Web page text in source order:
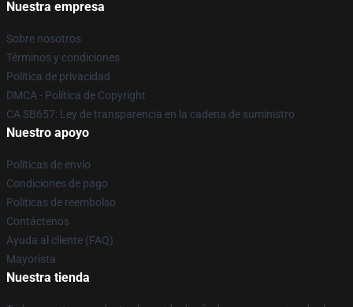
Nuestra empresa
Sobre nosotros
Términos y condiciones
Política de privacidad
DMCA - Política de Copyright
CA SB657: Ley de transparencia en la cadena de suministro
Nuestro apoyo
Políticas de envío
Condiciones de pago
Políticas de reembolso
Contáctenos
Ayuda al cliente (FAQ)
Mayorista
Nuestra tienda